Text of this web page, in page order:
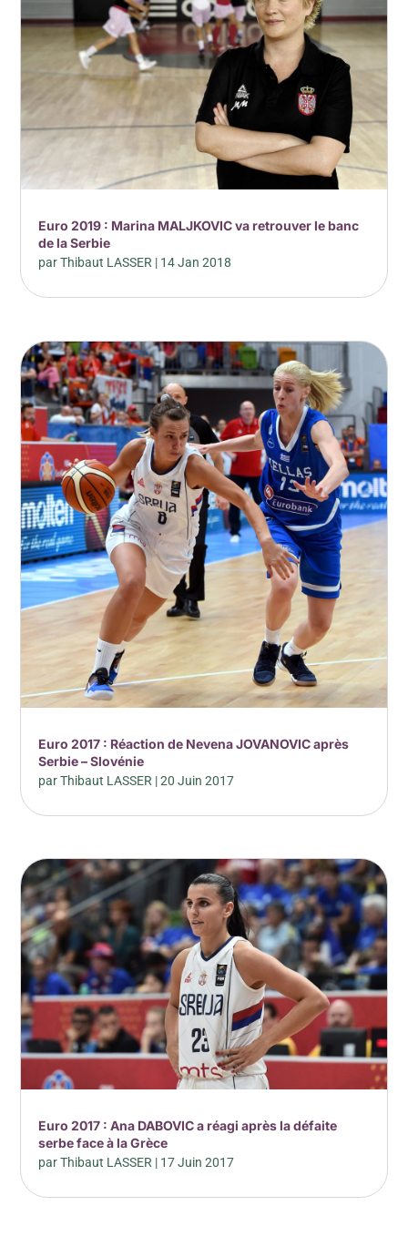
Euro 2019 : Marina MALJKOVIC va retrouver le banc
de la Serbie
parThibaut LASSER | 14 Jan 2018
Euro 2017 : Réaction de Nevena JOVANOVIC après
Serbie – Slovénie
parThibaut LASSER |20 Juin 2017
Euro 2017 : Ana DABOVIC a réagi après la défaite
serbe face à la Grèce
parThibaut LASSER | 17 Juin 2017